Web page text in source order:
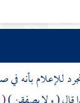
للإعلام بأنه في